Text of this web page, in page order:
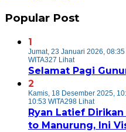
Popular Post
1
Jumat, 23 Januari 2026, 08:35
WITA327 Lihat
Selamat Pagi
2
Kamis, 18 Desember 2025,
10:53 WITA298 Lihat
Ryan Latief
to Manurung, Ini